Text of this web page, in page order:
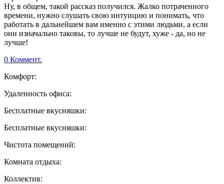
Ну, в общем, такой рассказ получился. Жалко потраченного
времени, нужно слушать свою интуицию и понимать, что
работать в дальнейшем вам именно с этими людьми, а если
они изначально таковы, то лучше не будут, хуже - да, но не
лучше!
0 Коммент.
Комфорт:
Удаленность офиса:
Бесплатные вкусняшки:
Бесплатные вкусняшки:
Чистота помещений:
Комната отдыха:
Коллектив: